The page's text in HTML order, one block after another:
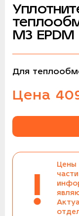
M3 EPDM
Для
Цена
!
Цены